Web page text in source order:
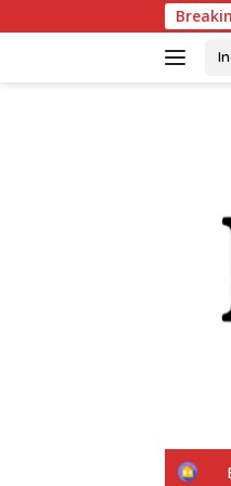
ke
H